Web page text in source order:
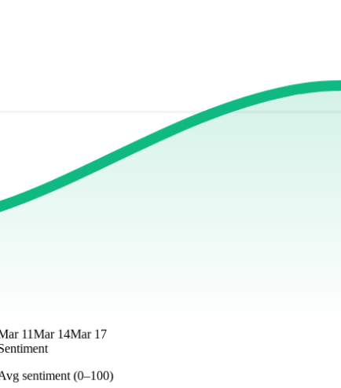
11Mar 14Mar 17
sentiment (0–100)